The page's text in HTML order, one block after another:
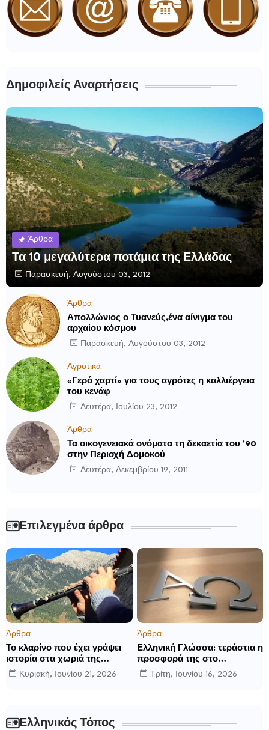
Δημοφιλείς Αναρτήσεις
Άρθρα
Τα 10 μεγαλύτερα ποτάμια της Ελλάδας
Παρασκευή, Αυγούστου 03, 2012
Άρθρα
Απολλώνιος ο Τυανεύς,ένα αίνιγμα του
αρχαίου κόσμου
Παρασκευή, Αυγούστου 03, 2012
Αγροτικά
«Γερό χαρτί» για τους αγρότες η καλλιέργεια
του κενάφ
Δευτέρα, Ιουλίου 23, 2012
Άρθρα
Τα οικογενειακά ονόματα τη δεκαετία του ’90
στην Περιοχή Δομοκού
Δευτέρα, Δεκεμβρίου 19, 2011
Επιλεγμένα άρθρα
Άρθρα
Το κλαρίνο που έχει γράψει
ιστορία στα χωριά της
Ρούμελης
Κυριακή, Ιουνίου 21, 2026
Άρθρα
Ελληνική Γλώσσα: τεράστια η
προσφορά της στο
παγκόσμιο γίγνεσθαι.
Τρίτη, Ιουνίου 16, 2026
Ελληνικός Τόπος